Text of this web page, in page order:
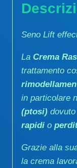
Seno Lift
La Crema
trattamento
in particolare
(ptosi)
rapidi o
Grazie alla
la crema